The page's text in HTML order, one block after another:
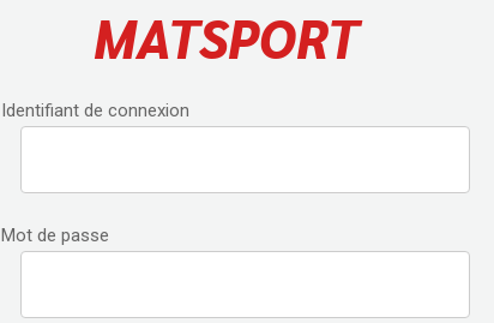
MATSPORT
Identifiant de connexion
Mot de passe